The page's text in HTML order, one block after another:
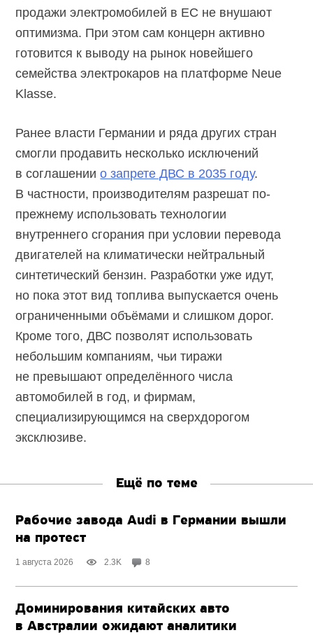
продажи электромобилей в ЕС не внушают
оптимизма. При этом сам концерн активно
готовится к выводу на рынок новейшего
семейства электрокаров на платформе Neue
Klasse.
Ранее власти Германии и ряда других стран
смогли продавить несколько исключений
в соглашениио запрете ДВС в 2035 году.
В частности, производителям разрешат по-
прежнему использовать технологии
внутреннего сгорания при условии перевода
двигателей на климатически нейтральный
синтетический бензин. Разработки уже идут,
но пока этот вид топлива выпускается очень
ограниченными объёмами и слишком дорог.
Кроме того, ДВС позволят использовать
небольшим компаниям, чьи тиражи
не превышают определённого числа
автомобилей в год, и фирмам,
специализирующимся на сверхдорогом
эксклюзиве.
Ещё по теме
Рабочие завода Audi в Германии вышли
на протест
1 августа 2026 2.3K 8
Доминирования китайских авто
в Австралии ожидают аналитики